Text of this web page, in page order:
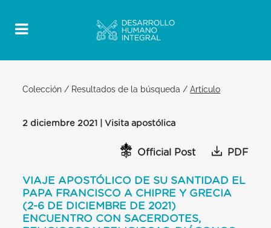
Colección / Resultados de la búsqueda /Artículo
2 diciembre 2021 | Visita apostólica
Official Post PDF
VIAJE APOSTÓLICO DE SU SANTIDAD EL
PAPA FRANCISCO A CHIPRE Y GRECIA
(2-6 DE DICIEMBRE DE 2021)
ENCUENTRO CON SACERDOTES,